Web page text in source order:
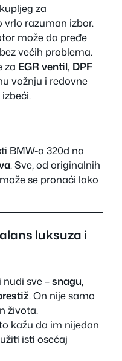
za
vrlo razuman izbor.
može da pređe
bez većih problema.
za EGR ventil, DPF
vožnju i redovne
BMW-a 320d na
. Sve, od originalnih
se pronaći lako
luksuza i
sve –snagu,
. On nije samo
života.
kažu da im nijedan
isti osećaj